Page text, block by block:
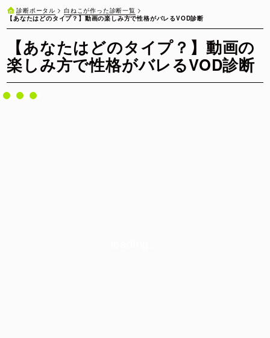
診断ポータル
白ねこが作った診断一覧
【あなたはどのタイプ？】動画の楽しみ方で性格がバレるVOD診断
【あなたはどのタイプ？】動画の
楽しみ方で性格がバレるVOD診断